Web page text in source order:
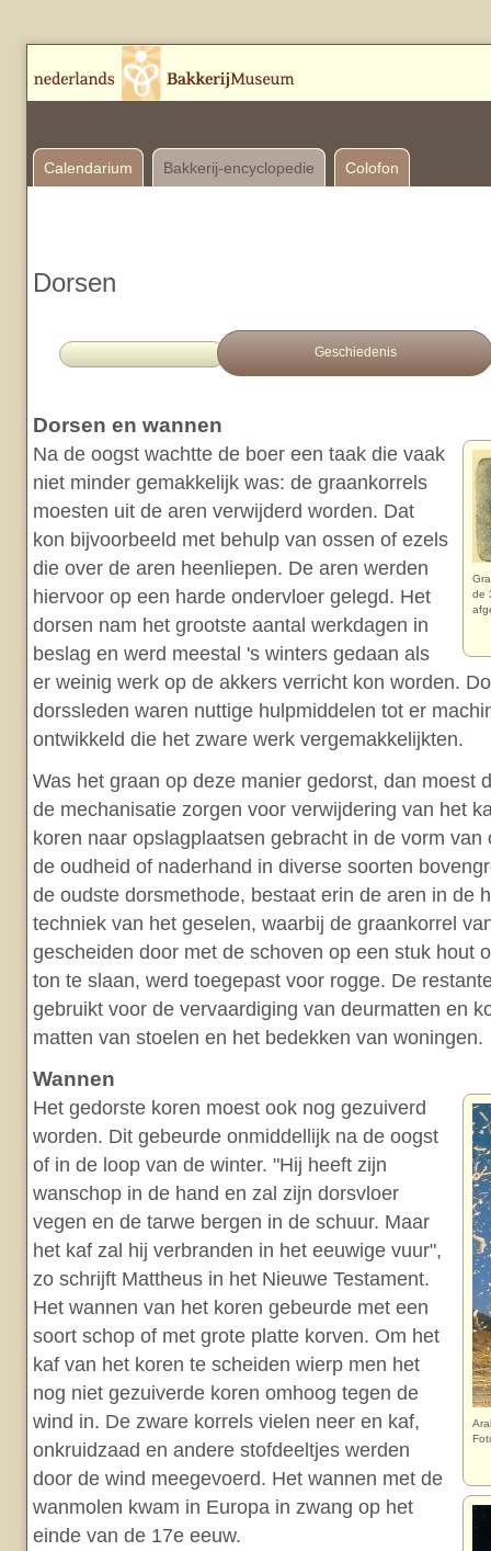
Calendarium Bakkerij-encyclopedie Colofon
Dorsen
Geschiedenis
Dorsen en wannen
de
Na de oogst wachtte de boer een taak die vaak
niet minder gemakkelijk was: de graankorrels
moesten uit de aren verwijderd worden. Dat
kon bijvoorbeeld met behulp van ossen of ezels
die over de aren heenliepen. De aren werden
hiervoor op een harde ondervloer gelegd. Het
dorsen nam het grootste aantal werkdagen in
beslag en werd meestal 's winters gedaan als
er weinig werk op de akkers verricht kon worden.
dorssleden waren nuttige hulpmiddelen tot er
ontwikkeld die het zware werk vergemakkelijkten.
Was het graan op deze manier gedorst, dan moest
de mechanisatie zorgen voor verwijdering van het
koren naar opslagplaatsen gebracht in de vorm
de oudheid of naderhand in diverse soorten
de oudste dorsmethode, bestaat erin de aren in de
techniek van het geselen, waarbij de graankorrel
gescheiden door met de schoven op een stuk hout
ton te slaan, werd toegepast voor rogge. De
gebruikt voor de vervaardiging van deurmatten en
matten van stoelen en het bedekken van woningen.
Wannen
Het gedorste koren moest ook nog gezuiverd
worden. Dit gebeurde onmiddellijk na de oogst
of in de loop van de winter. "Hij heeft zijn
wanschop in de hand en zal zijn dorsvloer
vegen en de tarwe bergen in de schuur. Maar
het kaf zal hij verbranden in het eeuwige vuur",
zo schrijft Mattheus in het Nieuwe Testament.
Het wannen van het koren gebeurde met een
soort schop of met grote platte korven. Om het
kaf van het koren te scheiden wierp men het
nog niet gezuiverde koren omhoog tegen de
wind in. De zware korrels vielen neer en kaf,
onkruidzaad en andere stofdeeltjes werden
door de wind meegevoerd. Het wannen met de
wanmolen kwam in Europa in zwang op het
einde van de 17e eeuw.